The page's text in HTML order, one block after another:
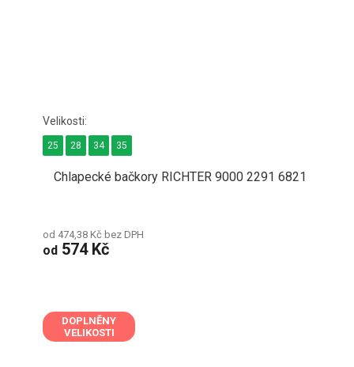
Chlapecké bačkory RICHTER 9000 2291 6821
od 474,38 Kč bez DPH
od 574 Kč
25 28 34 35
DOPLNĚNY
VELIKOSTI